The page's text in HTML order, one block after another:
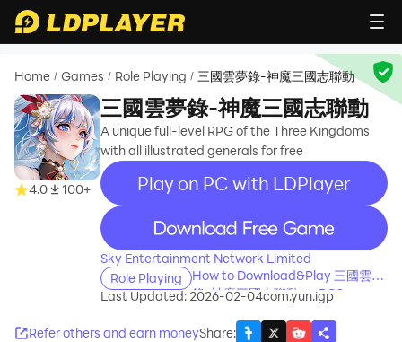
Home / Games / Role Playing / 三國雲夢錄-神魔三國志聯動
4.0 100+
三國雲夢錄-神魔三國志聯動
A unique full-level RPG of the Three Kingdoms
with all illustrated generals for free
Play on PC with LDPlayer
recommend
Sky Entertainment Network Limited
Role Playing
How to Download&Play 三國雲夢
錄-神魔三國志聯動 on PC?
Last Updated: 2026-02-04com.yun.igp
Refer others and earn moneyShare: